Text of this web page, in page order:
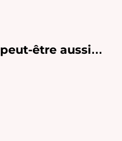
être aussi…